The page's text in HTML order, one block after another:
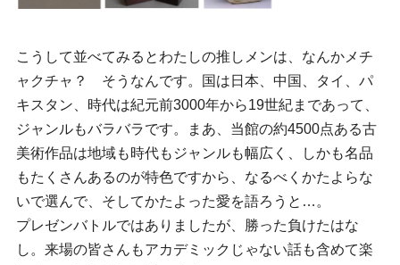
こうして並べてみるとわたしの推しメンは、なんかメチ
ャクチャ？ そうなんです。国は日本、中国、タイ、パ
キスタン、時代は紀元前3000年から19世紀まであって、
ジャンルもバラバラです。まあ、当館の約4500点ある古
美術作品は地域も時代もジャンルも幅広く、しかも名品
もたくさんあるのが特色ですから、なるべくかたよらな
いで選んで、そしてかたよった愛を語ろうと…。
プレゼンバトルではありましたが、勝った負けたはな
し。来場の皆さんもアカデミックじゃない話も含めて楽